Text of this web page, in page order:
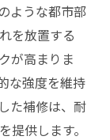
ような都市部
を放置する
が高まりま
な強度を維持
た補修は、耐
供します。